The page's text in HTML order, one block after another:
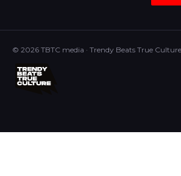
© 2026 TBTC media · Trendy Beats True